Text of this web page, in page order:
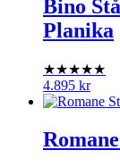
Bino
Planika
★★★★★
4.895 kr